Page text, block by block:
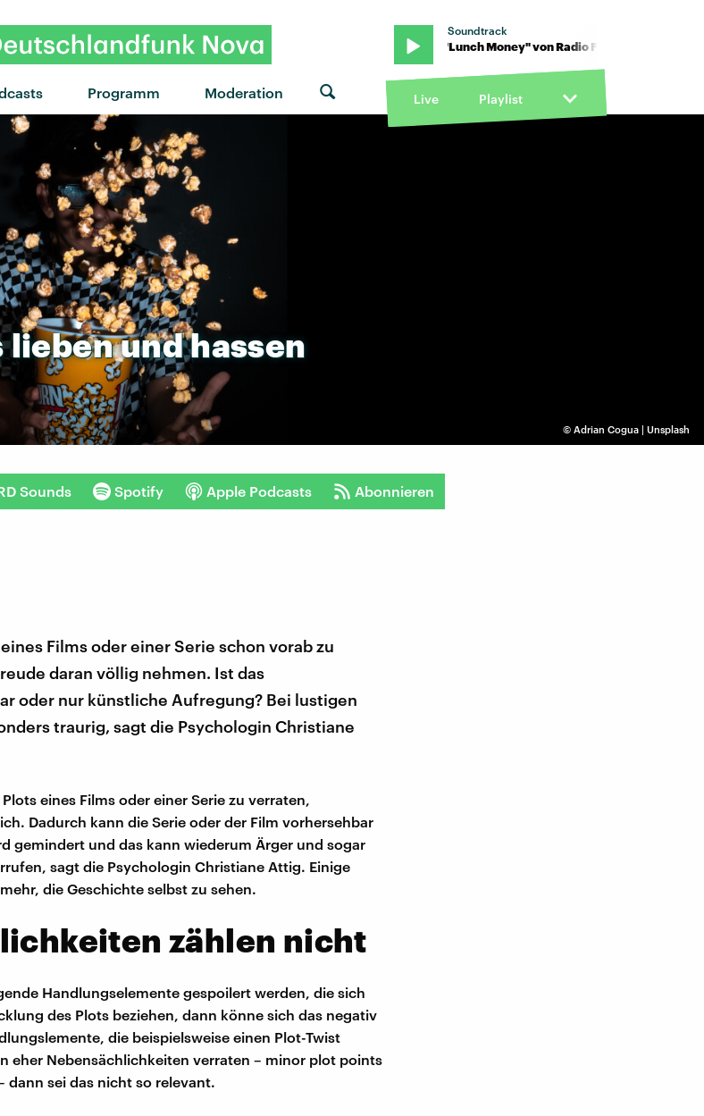
Programm Moderation
Soundtrack
"Lunch Money" von Radio Free Alice · "Lunch Money" von Radio Free Alice · "Lunch Money"
Live Playlist
© Adrian Cogua | Unsplash
liebenundhassen
Sounds Spotify Apple Podcasts Abonnieren
Films oder einer Serie schon vorab zu
daran völlig nehmen. Ist das
oder nur künstliche Aufregung? Bei lustigen
traurig, sagt die Psychologin Christiane
eines Films oder einer Serie zu verraten,
Dadurch kann die Serie oder der Film vorhersehbar
gemindert und das kann wiederum Ärger und sogar
sagt die Psychologin Christiane Attig. Einige
die Geschichte selbst zu sehen.
zählen nicht
Handlungselemente gespoilert werden, die sich
des Plots beziehen, dann könne sich das negativ
die beispielsweise einen Plot-Twist
eher Nebensächlichkeiten verraten – minor plot points
dann sei das nicht so relevant.